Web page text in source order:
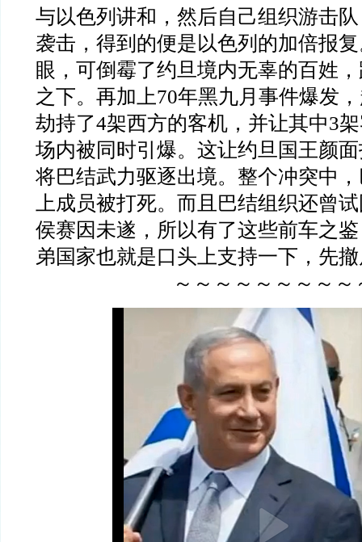
与以色列讲和，然后自己组织游击
袭击，得到的便是以色列的加倍报
眼，可倒霉了约旦境内无辜的百姓
之下。再加上70年黑九月事件爆发
劫持了4架西方的客机，并让其中3
场内被同时引爆。这让约旦国王颜
将巴结武力驱逐出境。整个冲突中
上成员被打死。而且巴结组织还曾
侯赛因未遂，所以有了这些前车之
弟国家也就是口头上支持一下，先
～～～～～～～～～